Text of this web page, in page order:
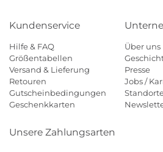
Kundenservice
Hilfe & FAQ
Größentabellen
Versand & Lieferung
Retouren
Gutscheinbedingungen
Geschenkkarten
Über uns
Presse
Jobs /
Unsere Zahlungsarten